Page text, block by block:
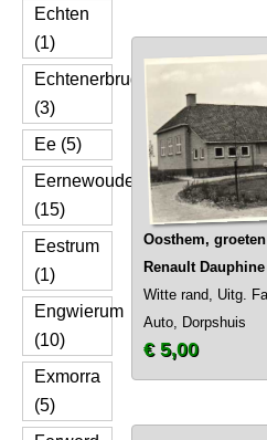
Echten
(1)
Echtenerbrug
(3)
Ee (5)
Eernewoude
(15)
Eestrum
(1)
Engwierum
(10)
Exmorra
(5)
Oosthem,
Renault Dauphine
Witte rand, Uitg.
Auto, Dorpshuis
€ 5,00